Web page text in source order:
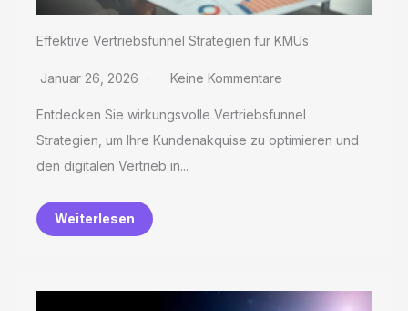
Effektive Vertriebsfunnel Strategien für KMUs
Januar 26, 2026 Keine Kommentare
Entdecken Sie wirkungsvolle Vertriebsfunnel
Strategien, um Ihre Kundenakquise zu optimieren und
den digitalen Vertrieb in...
Weiterlesen